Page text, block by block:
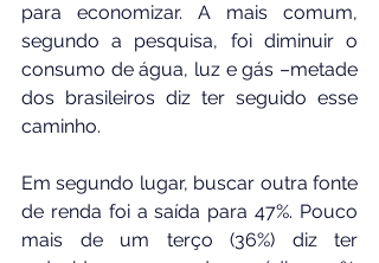
para economizar. A mais comum,
segundo a pesquisa, foi diminuir o
consumo de água, luz e gás –metade
dos brasileiros diz ter seguido esse
caminho.
Em segundo lugar, buscar outra fonte
de renda foi a saída para 47%. Pouco
mais de um terço (36%) diz ter